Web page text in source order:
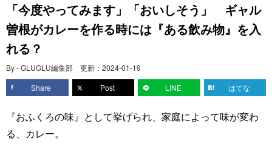
「今度やってみます」「おいしそう」 ギャル
曽根がカレーを作る時には『ある飲み物』を入
れる？
By - GLUGLU編集部 更新： 2024-01-19
Share
Post LINE はてな
『おふくろの味』として挙げられ、家庭によって味が変わ
る、カレー。